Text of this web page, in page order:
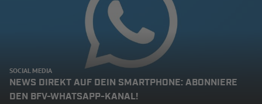
SOCIAL MEDIA
NEWS DIREKT AUF DEIN SMARTPHONE: ABONNIERE
DEN BFV-WHATSAPP-KANAL!